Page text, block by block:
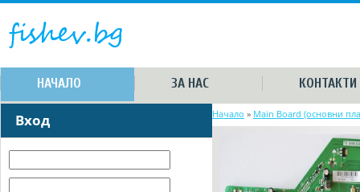
НАЧАЛО ЗА НАС КОНТАКТИ
Вход Начало » Main Board (основни